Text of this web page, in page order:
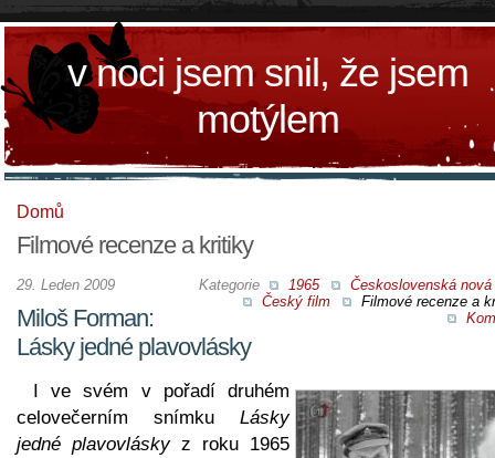
v noci jsem snil, že jsem
motýlem
Domů
Filmové recenze a kritiky
Kategorie 1965
Československá nová
Český film
Filmové recenze a
29. Leden 2009
Miloš Forman:
Lásky jedné plavovlásky
I ve svém v pořadí druhém
celovečerním snímku Lásky
jedné plavovláskyz roku 1965